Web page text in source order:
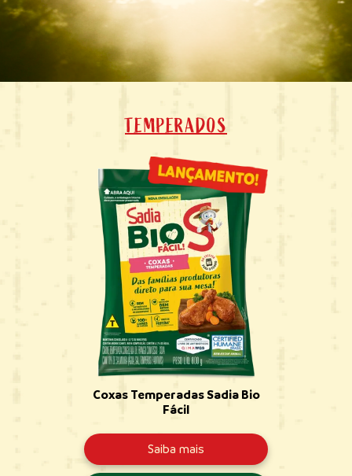
TEMPERADOS
Coxas Temperadas Sadia Bio
Fácil
Saiba mais